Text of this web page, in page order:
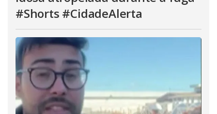
#Shorts #CidadeAlerta